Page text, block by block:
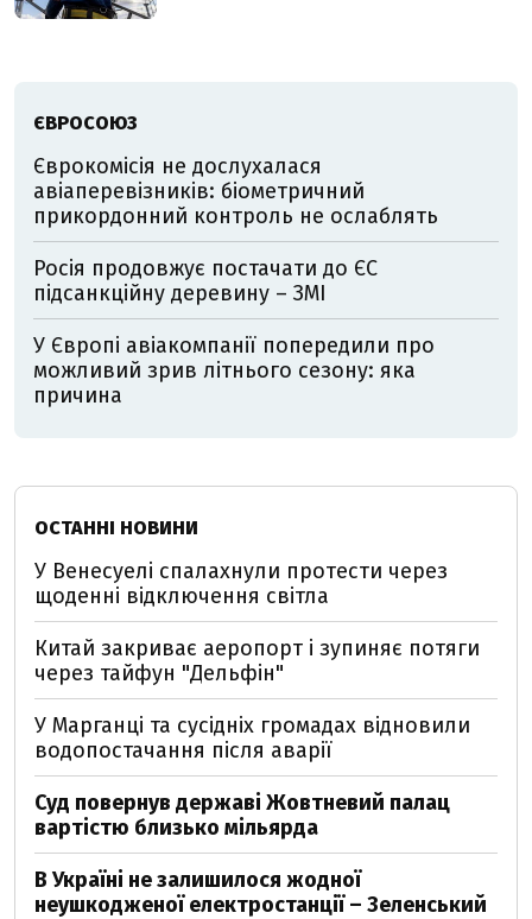
ЄВРОСОЮЗ
Єврокомісія не дослухалася
авіаперевізників: біометричний
прикордонний контроль не ослаблять
Росія продовжує постачати до ЄС
підсанкційну деревину – ЗМІ
У Європі авіакомпанії попередили про
можливий зрив літнього сезону: яка
причина
ОСТАННІ НОВИНИ
У Венесуелі спалахнули протести через
щоденні відключення світла
Китай закриває аеропорт і зупиняє потяги
через тайфун "Дельфін"
У Марганці та сусідніх громадах відновили
водопостачання після аварії
Суд повернув державі Жовтневий палац
вартістю близько мільярда
В Україні не залишилося жодної
неушкодженої електростанції – Зеленський